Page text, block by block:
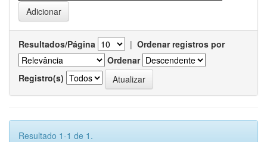
Resultados/Página | Ordenar registros por
Ordenar
Registro(s)
Resultado 1-1 de 1.